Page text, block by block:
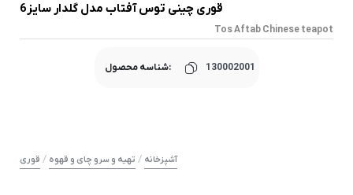
قوری چینی توس آفتاب مدل گلدار سایز6
Tos Aftab Chinese teapot
شناسه محصول: 130002001
آشپزخانه / تهیه و سرو چای و قهوه / قوری